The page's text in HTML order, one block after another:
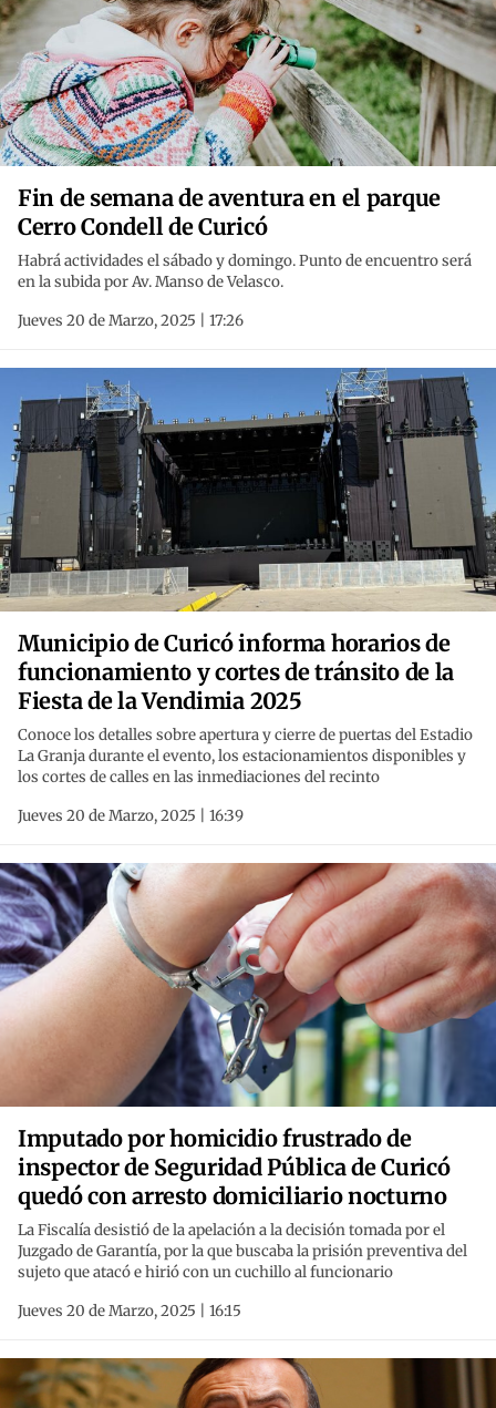
Fin de semana de aventura en el parque
Cerro Condell de Curicó
Habrá actividades el sábado y domingo. Punto de encuentro será
en la subida por Av. Manso de Velasco.
Jueves 20 de Marzo, 2025 | 17:26
Municipio de Curicó informa horarios de
funcionamiento y cortes de tránsito de la
Fiesta de la Vendimia 2025
Conoce los detalles sobre apertura y cierre de puertas del Estadio
La Granja durante el evento, los estacionamientos disponibles y
los cortes de calles en las inmediaciones del recinto
Jueves 20 de Marzo, 2025 | 16:39
Imputado por homicidio frustrado de
inspector de Seguridad Pública de Curicó
quedó con arresto domiciliario nocturno
La Fiscalía desistió de la apelación a la decisión tomada por el
Juzgado de Garantía, por la que buscaba la prisión preventiva del
sujeto que atacó e hirió con un cuchillo al funcionario
Jueves 20 de Marzo, 2025 | 16:15